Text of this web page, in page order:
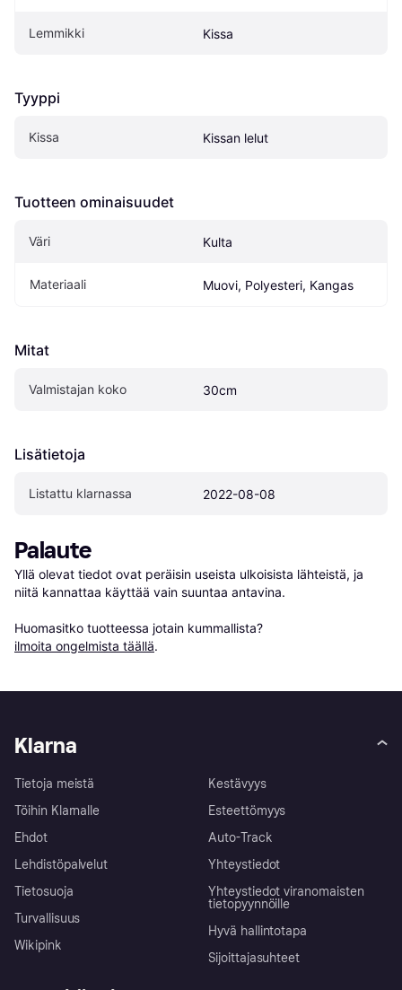
Lemmikki Kissa
Tyyppi
Kissa Kissan lelut
Tuotteen ominaisuudet
Väri Kulta
Materiaali Muovi, Polyesteri, Kangas
Mitat
Valmistajan koko 30cm
Lisätietoja
Listattu klarnassa 2022-08-08
Palaute
Yllä olevat tiedot ovat peräisin useista ulkoisista lähteistä, ja
niitä kannattaa käyttää vain suuntaa antavina.
Huomasitko tuotteessa jotain kummallista?
ilmoita ongelmista täällä.
Klarna
Tietoja meistä
Töihin Klarnalle
Ehdot
Lehdistöpalvelut
Tietosuoja
Turvallisuus
Wikipink
Kestävyys
Esteettömyys
Auto-Track
Yhteystiedot
Yhteystiedot viranomaisten
tietopyynnöille
Hyvä hallintotapa
Sijoittajasuhteet